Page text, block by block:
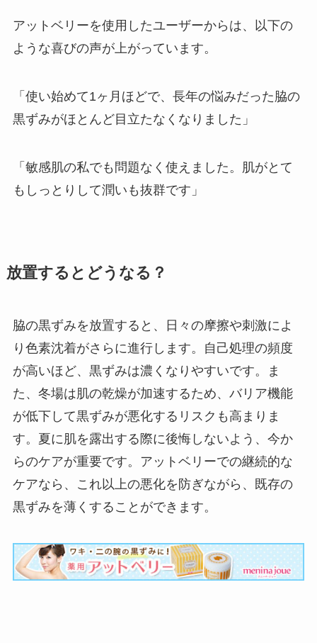
アットベリーを使用したユーザーからは、以下の
ような喜びの声が上がっています。
「使い始めて1ヶ月ほどで、長年の悩みだった脇の
黒ずみがほとんど目立たなくなりました」
「敏感肌の私でも問題なく使えました。肌がとて
もしっとりして潤いも抜群です」
放置するとどうなる？
脇の黒ずみを放置すると、日々の摩擦や刺激によ
り色素沈着がさらに進行します。自己処理の頻度
が高いほど、黒ずみは濃くなりやすいです。ま
た、冬場は肌の乾燥が加速するため、バリア機能
が低下して黒ずみが悪化するリスクも高まりま
す。夏に肌を露出する際に後悔しないよう、今か
らのケアが重要です。アットベリーでの継続的な
ケアなら、これ以上の悪化を防ぎながら、既存の
黒ずみを薄くすることができます。